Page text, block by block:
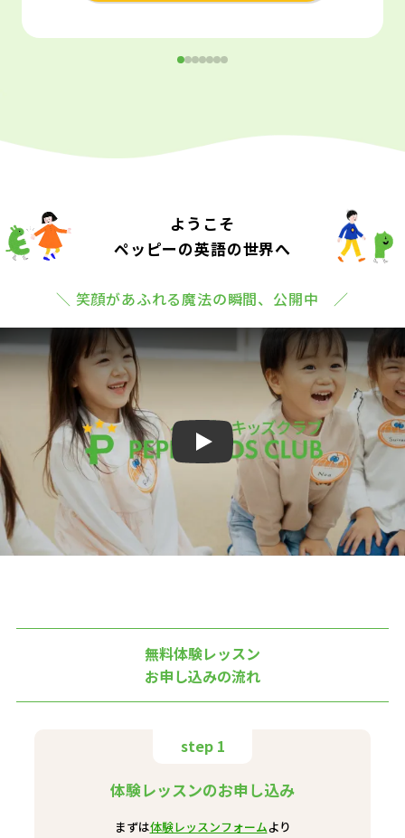
ようこそ
ペッピーの英語の世界へ
＼ 笑顔があふれる魔法の瞬間、公開中 ／
Play
無料体験レッスン
お申し込みの流れ
step 1
体験レッスンのお申し込み
まずは体験レッスンフォームより